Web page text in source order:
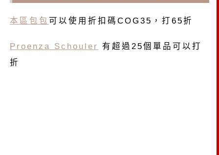
本區包包 可以使用折扣碼COG35，打65折
Proenza Schouler
有超過25個單品可以打
折